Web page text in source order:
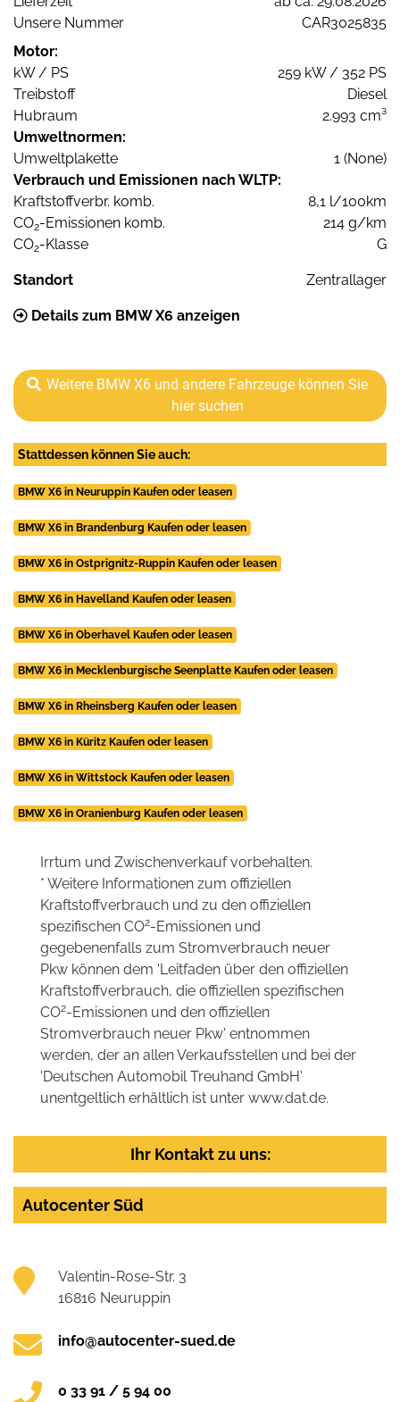
Unsere Nummer
CAR3025835
Motor:
kW / PS
259 kW / 352 PS
Treibstoff
Diesel
Hubraum
2.993 cm³
Umweltnormen:
Umweltplakette
1 (None)
Verbrauch und Emissionen nach WLTP:
Kraftstoffverbr. komb.
8,1 l/100km
CO2-Emissionen komb.
214 g/km
CO2-Klasse G
Standort Zentrallager
Details zum BMW X6 anzeigen
Weitere BMW X6 und andere Fahrzeuge können Sie
hier suchen
Stattdessen können Sie auch:
BMW X6 in Neuruppin Kaufen oder leasen
BMW X6 in Brandenburg Kaufen oder leasen
BMW X6 in Ostprignitz-Ruppin Kaufen oder leasen
BMW X6 in Havelland Kaufen oder leasen
BMW X6 in Oberhavel Kaufen oder leasen
BMW X6 in Mecklenburgische Seenplatte Kaufen oder leasen
BMW X6 in Rheinsberg Kaufen oder leasen
BMW X6 in Küritz Kaufen oder leasen
BMW X6 in Wittstock Kaufen oder leasen
BMW X6 in Oranienburg Kaufen oder leasen
Irrtum und Zwischenverkauf vorbehalten.
* Weitere Informationen zum offiziellen
Kraftstoffverbrauch und zu den offiziellen
spezifischen CO2-Emissionen und
gegebenenfalls zum Stromverbrauch neuer
Pkw können dem 'Leitfaden über den offiziellen
Kraftstoffverbrauch, die offiziellen spezifischen
CO2-Emissionen und den offiziellen
Stromverbrauch neuer Pkw' entnommen
werden, der an allen Verkaufsstellen und bei der
'Deutschen Automobil Treuhand GmbH'
unentgeltlich erhältlich ist unter www.dat.de.
Ihr Kontakt zu uns:
Autocenter Süd
Valentin-Rose-Str. 3
16816 Neuruppin
info@autocenter-sued.de
0 33 91 / 5 94 00